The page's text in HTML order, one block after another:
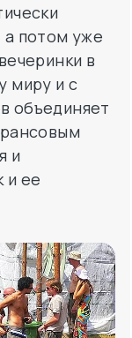
а потом уже
в
миру и с
объединяет
и
и ее